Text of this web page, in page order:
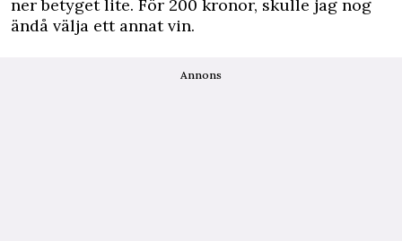
ner betyget lite. För 200 kronor, skulle jag nog
ändå välja ett annat vin.
Annons